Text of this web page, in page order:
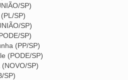
SP)
SP)
SP)
SP)
(PP/SP)
(PODE/SP)
SP)
SP)